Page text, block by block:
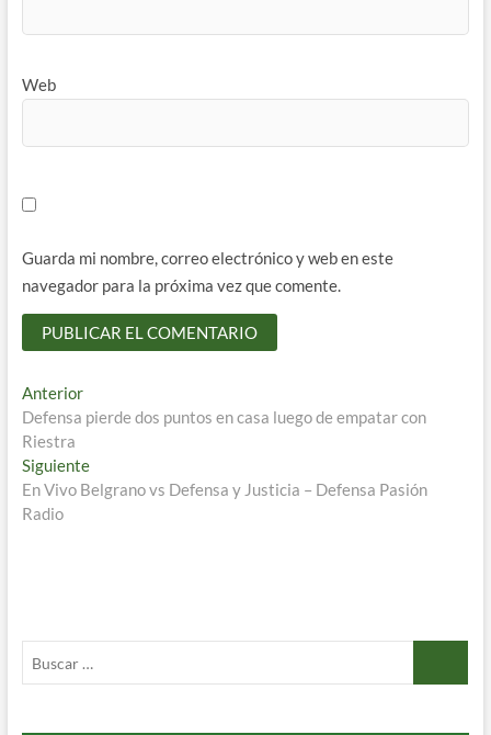
Web
Guarda mi nombre, correo electrónico y web en este
navegador para la próxima vez que comente.
Navegación
de
entradas
AnteriorEntrada
anterior:
Defensa pierde dos puntos en casa luego de empatar con
Riestra
SiguienteEntrada
siguiente:
En Vivo Belgrano vs Defensa y Justicia – Defensa Pasión
Radio